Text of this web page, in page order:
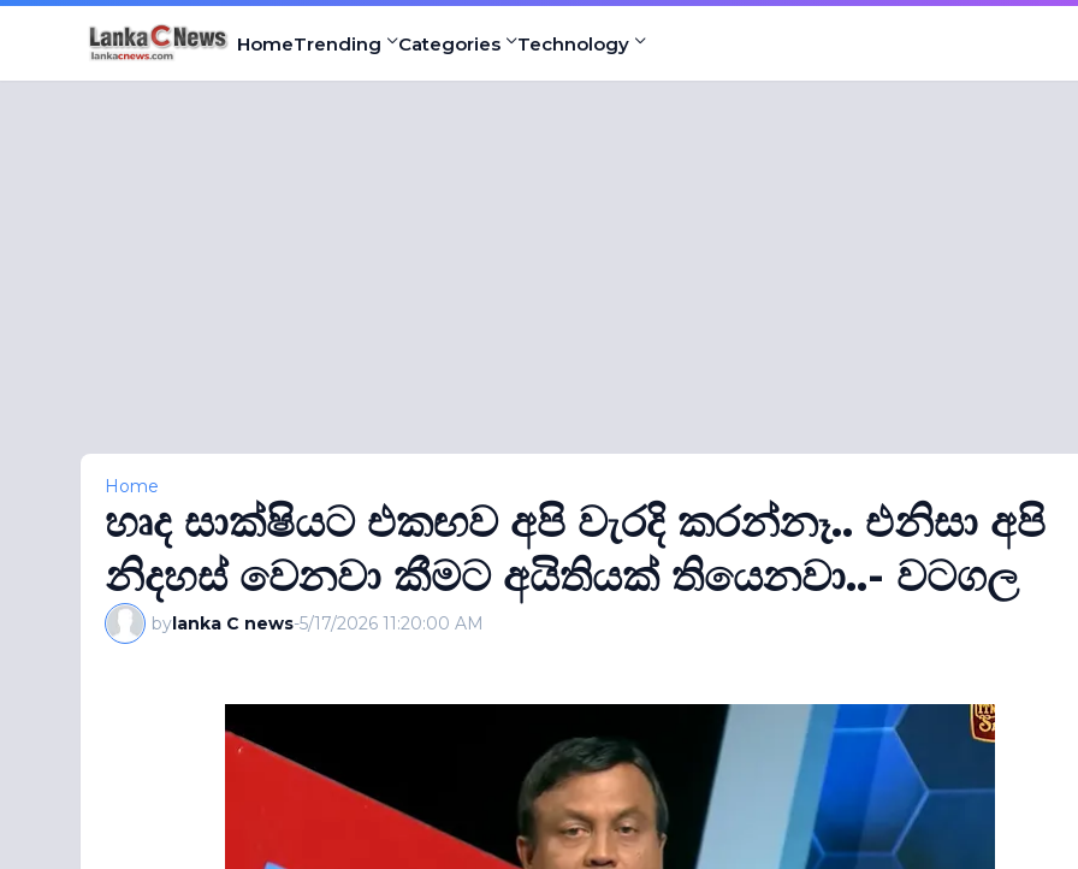
HomeTrending Categories Technology
Home
හෘද සාක්ෂියට එකඟව අපි වැරදි කරන්නෑ.. එනිසා අපි
නිදහස් වෙනවා කීමට අයිතියක් තියෙනවා..- වටගල
bylanka C news-5/17/2026 11:20:00 AM